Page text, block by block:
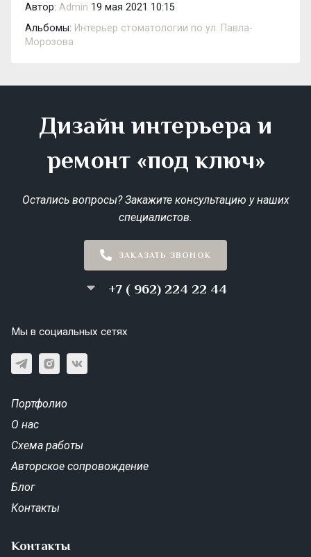
Автор: Admin 19 мая 2021 10:15
Альбомы: Интерьер стоматологии по ул. Павла-
Морозова
Дизайн интерьера и
ремонт «под ключ»
Остались вопросы? Закажите консультацию у наших
специалистов.
ЗАКАЗАТЬ ЗВОНОК
+7 ( 962) 224 22 44
Мы в социальных сетях
Портфолио
О нас
Схема работы
Авторское сопровождение
Блог
Контакты
Контакты